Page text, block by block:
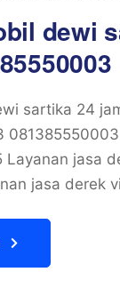
dewi
sartika 24
081385550003 |
Layanan jasa
jasa derek